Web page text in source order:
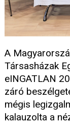
A
Társasházak
eINGATLAN
záró
mégis
kalauzolta a